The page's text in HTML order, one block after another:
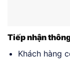
Tiếp nhận
Khách hàng